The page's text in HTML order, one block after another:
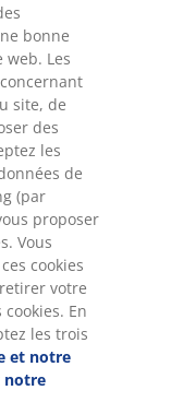
Alors, notre
Kathrine. «
% de coton et
tout le
également
de ce
et crée une
à coucher. »
bonne
Les
site, de
des
les
de
(par
proposer
Vous
cookies
votre
En
les trois
et notre
notre